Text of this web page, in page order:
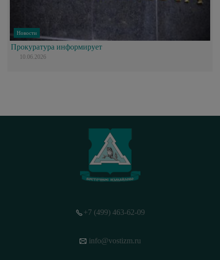
Новости
Прокуратура информирует
10.06.2026
+7 (499) 463-62-09
info@vostizm.ru